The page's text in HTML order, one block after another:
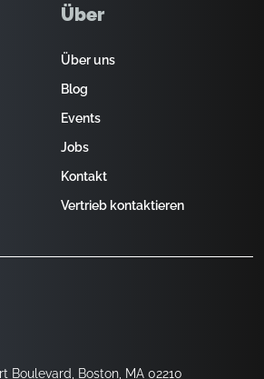
Boulevard, Boston, MA 02210
Über
Über uns
Blog
Events
Jobs
Kontakt
Vertrieb kontaktieren